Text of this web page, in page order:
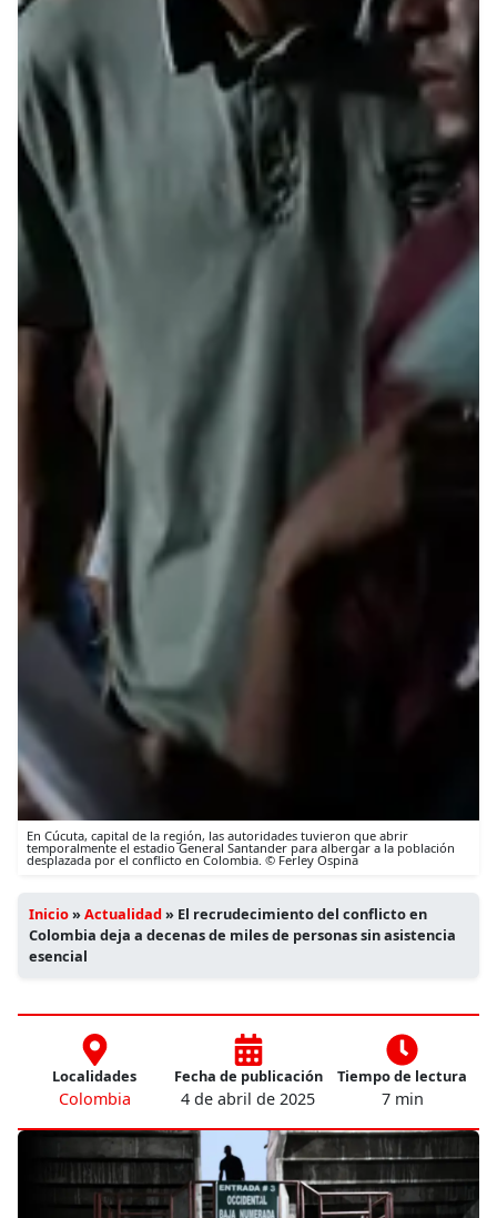
En Cúcuta, capital de la región, las autoridades tuvieron que abrir
temporalmente el estadio General Santander para albergar a la población
desplazada por el conflicto en Colombia. © Ferley Ospina
Inicio»Actualidad» El recrudecimiento del conflicto en
Colombia deja a decenas de miles de personas sin asistencia
esencial
Localidades
Colombia
Fecha de publicación
4 de abril de 2025
Tiempo de lectura
7 min